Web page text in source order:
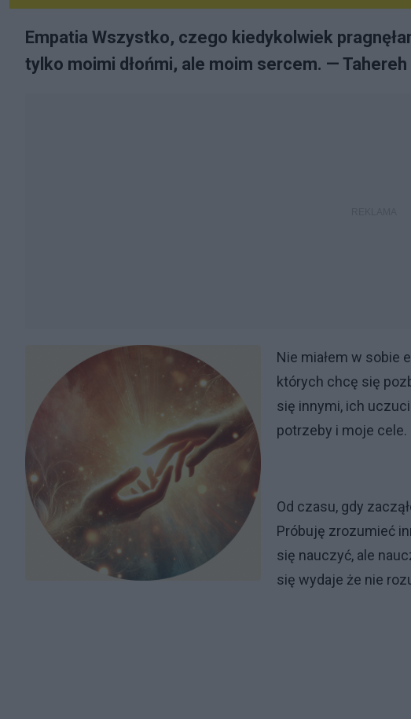
Empatia Wszystko, czego kiedykolwiek
tylko moimi dłońmi, ale moim sercem. —
Nie miałem w sobie
których chcę się
się innymi, ich
potrzeby i moje cele.
Od czasu, gdy
Próbuję zrozumieć
się nauczyć, ale
się wydaje że nie